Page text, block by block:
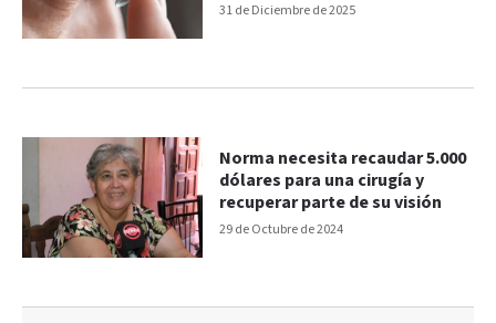
31 de Diciembre de 2025
29 de Octubre de 2024
Norma necesita recaudar 5.000
dólares para una cirugía y
recuperar parte de su visión